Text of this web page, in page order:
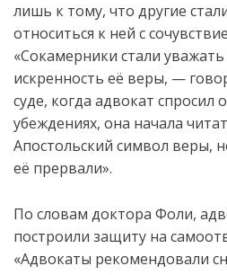
лишь к тому, что другие
относиться к ней с
«Сокамерники стали
искренность её веры, —
суде, когда адвокат спросил
убеждениях, она начала
Апостольский символ веры,
её прервали».
По словам доктора Фоли,
построили защиту на
«Адвокаты рекомендовали